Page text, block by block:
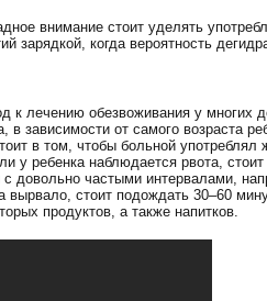
внимание стоит уделять
зарядкой, когда вероятность
к лечению обезвоживания у многих
в зависимости от самого возраста
в том, чтобы больной употреблял
у ребенка наблюдается рвота, стоит
довольно частыми интервалами,
стоит подождать 30–60
продуктов, а также напитков.